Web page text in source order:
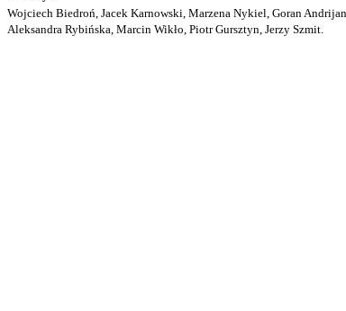
Wojciech Biedroń, Jacek Karnowski, Marzena Nykiel, Goran
Aleksandra Rybińska, Marcin Wikło, Piotr Gursztyn, Jerzy Szmit.